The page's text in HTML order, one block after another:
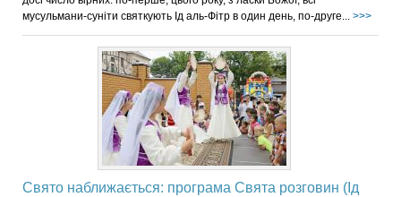
мусульмани-суніти святкують Ід аль-Фітр в один день, по-друге... >>>
Свято наближається: програма Свята розговин (Ід